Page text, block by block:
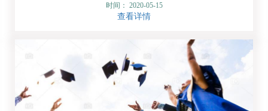
时间： 2020-05-15
查看详情